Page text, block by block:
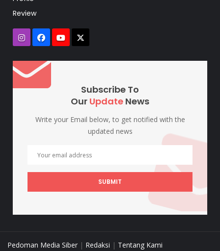
Review
Subscribe To
Our Update News
Write your Email below, to get notified with the
updated news
SUBMIT
Pedoman Media Siber | Redaksi | Tentang Kami